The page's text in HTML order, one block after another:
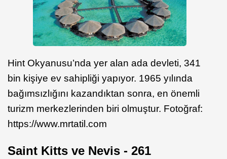
Hint Okyanusu’nda yer alan ada devleti, 341
bin kişiye ev sahipliği yapıyor. 1965 yılında
bağımsızlığını kazandıktan sonra, en önemli
turizm merkezlerinden biri olmuştur. Fotoğraf:
https://www.mrtatil.com
Saint Kitts ve Nevis - 261